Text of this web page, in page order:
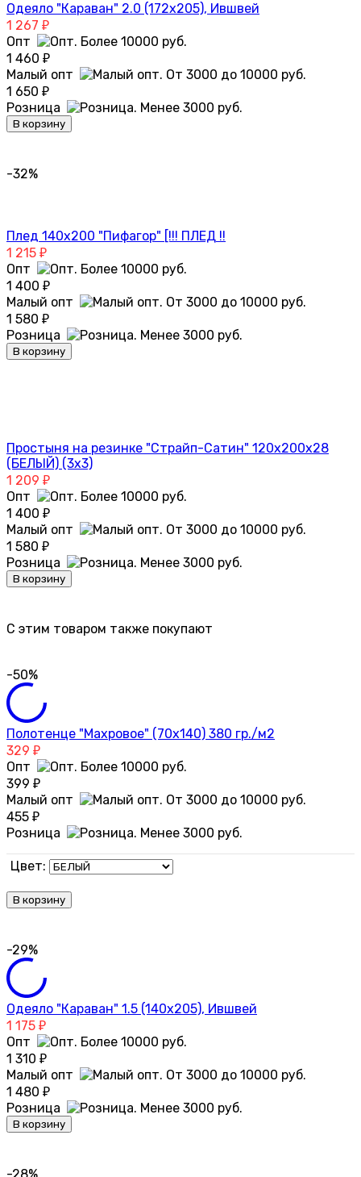
Одеяло "Караван" 2.0 (172х205), Ившвей
1 267 ₽
Опт
1 460 ₽
Малый опт
1 650 ₽
Розница
В корзину
-32%
Плед 140х200 "Пифагор" [!!! ПЛЕД !!
1 215 ₽
Опт
1 400 ₽
Малый опт
1 580 ₽
Розница
В корзину
Простыня на резинке "Страйп-Сатин" 120х200х28
(БЕЛЫЙ) (3х3)
1 209 ₽
Опт
1 400 ₽
Малый опт
1 580 ₽
Розница
В корзину
C этим товаром также покупают
-50%
Полотенце "Махровое" (70х140) 380 гр./м2
329 ₽
Опт
399 ₽
Малый опт
455 ₽
Розница
Цвет:
В корзину
-29%
Одеяло "Караван" 1.5 (140х205), Ившвей
1 175 ₽
Опт
1 310 ₽
Малый опт
1 480 ₽
Розница
В корзину